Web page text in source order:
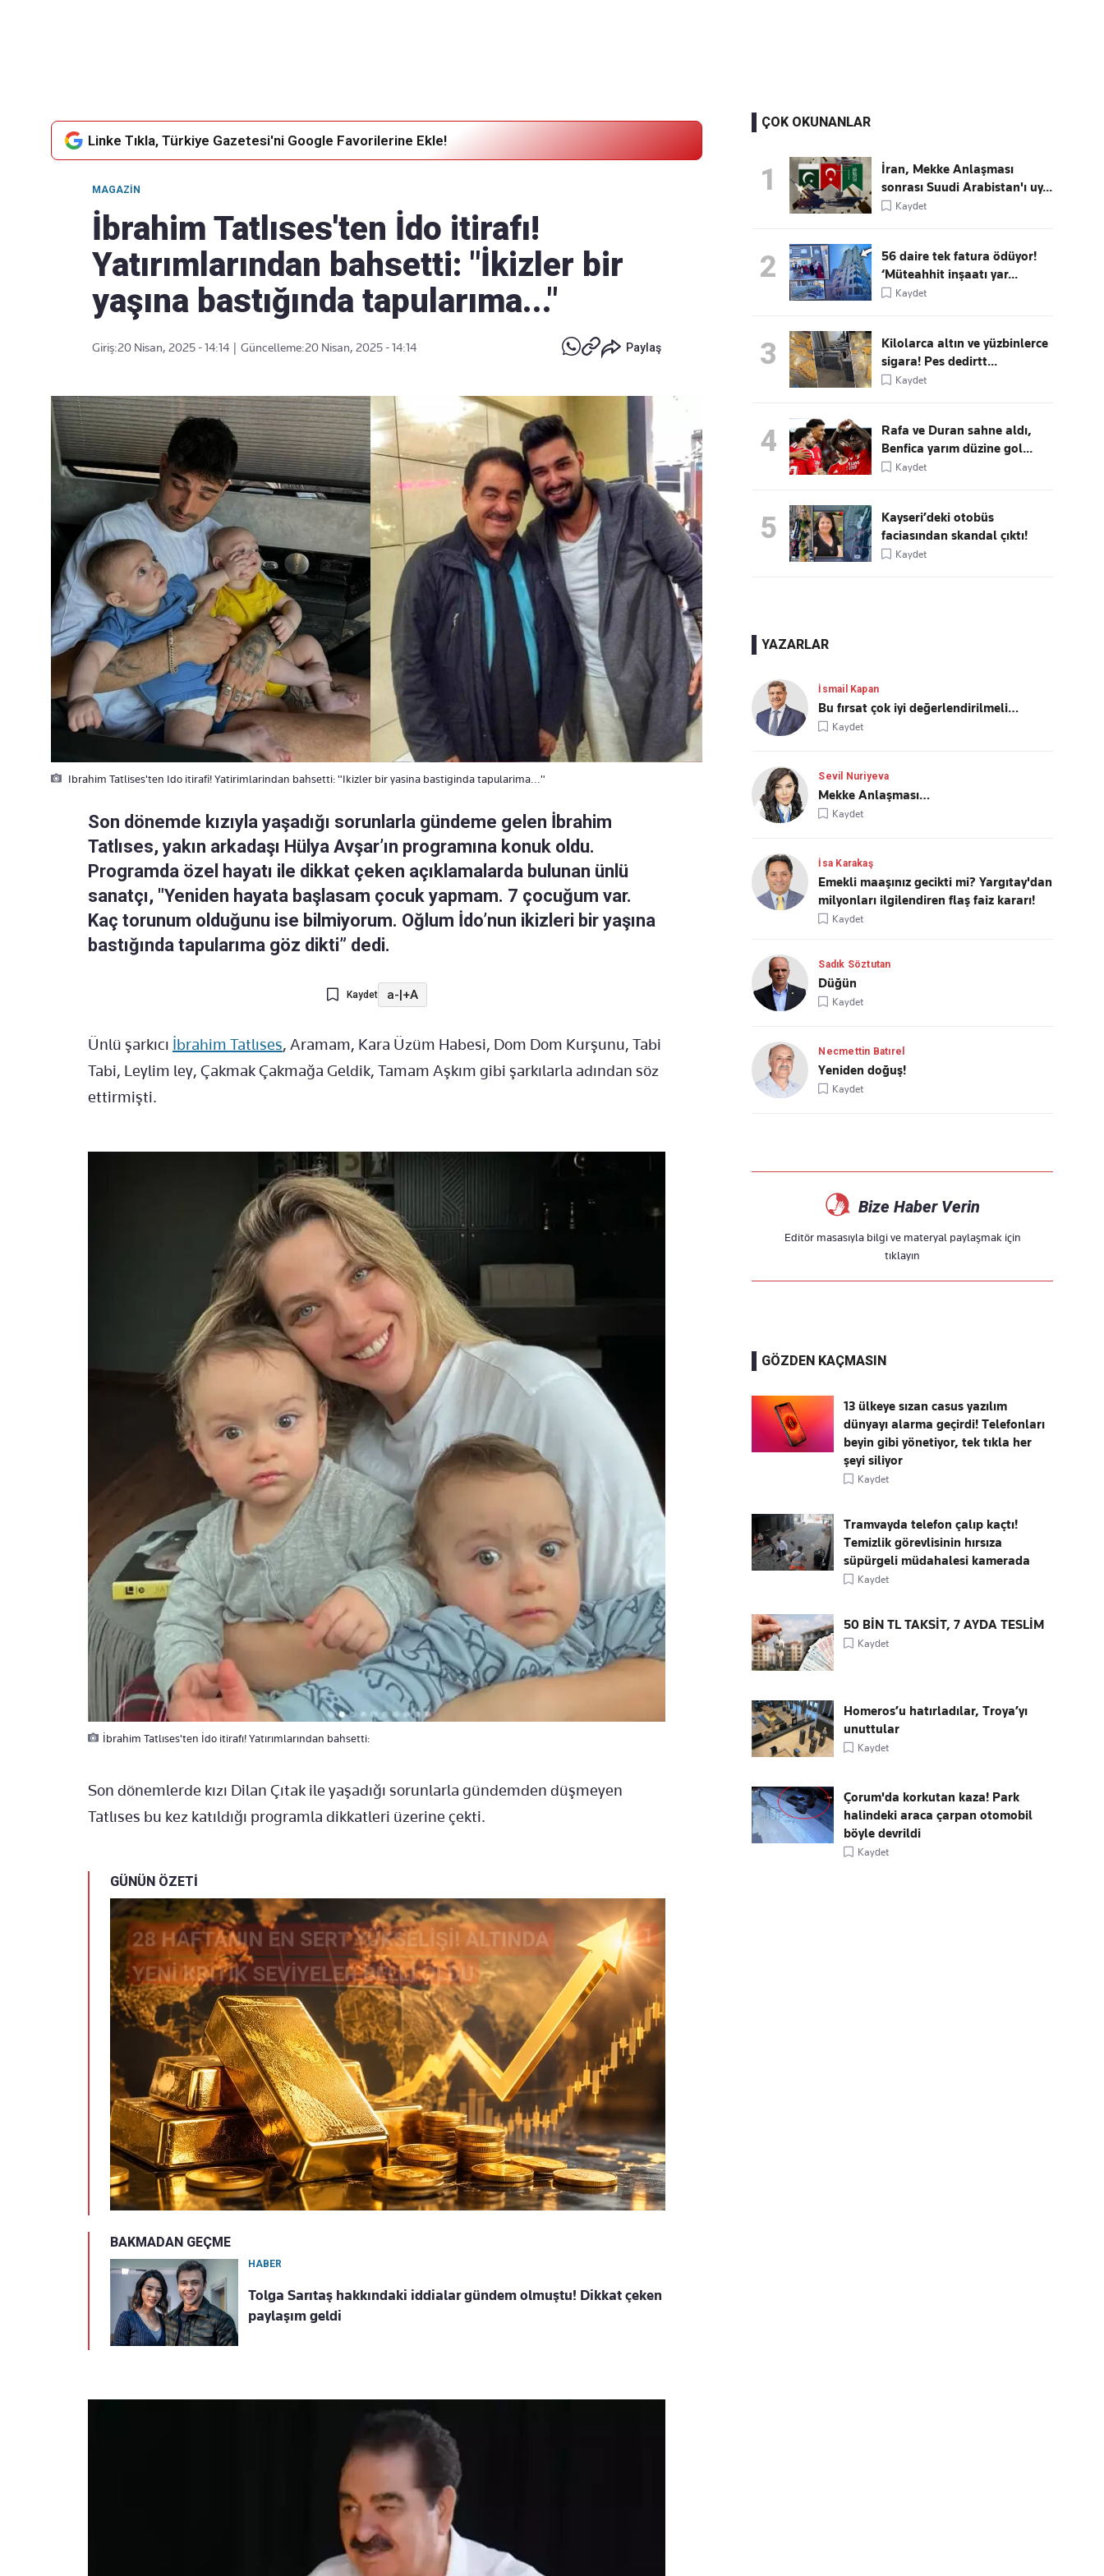
Linke Tıkla, Türkiye Gazetesi'ni Google Favorilerine Ekle!
MAGAZIN
İbrahim Tatlıses'ten İdo itirafı!
Yatırımlarından bahsetti: "İkizler bir
yaşına bastığında tapularıma..."
Giriş:20 Nisan, 2025 - 14:14 Güncelleme:20 Nisan, 2025 - 14:14 Paylaş
Ibrahim Tatlises'ten Ido itirafi! Yatirimlarindan bahsetti: "Ikizler bir yasina bastiginda tapularima..."
Son dönemde kızıyla yaşadığı sorunlarla gündeme gelen İbrahim
Tatlıses, yakın arkadaşı Hülya Avşar’ın programına konuk oldu.
Programda özel hayatı ile dikkat çeken açıklamalarda bulunan ünlü
sanatçı, "Yeniden hayata başlasam çocuk yapmam. 7 çocuğum var.
Kaç torunum olduğunu ise bilmiyorum. Oğlum İdo’nun ikizleri bir yaşına
bastığında tapularıma göz dikti” dedi.
Kaydet a-|+A
Ünlü şarkıcı İbrahim Tatlıses, Aramam, Kara Üzüm Habesi, Dom Dom Kurşunu, Tabi
Tabi, Leylim ley, Çakmak Çakmağa Geldik, Tamam Aşkım gibi şarkılarla adından söz
ettirmişti.
İbrahim Tatlıses'ten İdo itirafı! Yatırımlarından bahsetti:
Son dönemlerde kızı Dilan Çıtak ile yaşadığı sorunlarla gündemden düşmeyen
Tatlıses bu kez katıldığı programla dikkatleri üzerine çekti.
GÜNÜN ÖZETİ
BAKMADAN GEÇME
HABER
Tolga Sarıtaş hakkındaki iddialar gündem olmuştu! Dikkat çeken
paylaşım geldi
ÇOK OKUNANLAR
1
İran, Mekke Anlaşması
sonrası Suudi Arabistan'ı uy...
Kaydet
2
56 daire tek fatura ödüyor!
‘Müteahhit inşaatı yar...
Kaydet
3
Kilolarca altın ve yüzbinlerce
sigara! Pes dedirtt...
Kaydet
4
Rafa ve Duran sahne aldı,
Benfica yarım düzine gol...
Kaydet
5
Kayseri’deki otobüs
faciasından skandal çıktı!
Kaydet
YAZARLAR
İsmail Kapan
Bu fırsat çok iyi değerlendirilmeli…
Kaydet
Sevil Nuriyeva
Mekke Anlaşması…
Kaydet
İsa Karakaş
Emekli maaşınız gecikti mi? Yargıtay'dan
milyonları ilgilendiren flaş faiz kararı!
Kaydet
Sadık Söztutan
Düğün
Kaydet
Necmettin Batırel
Yeniden doğuş!
Kaydet
Bize Haber Verin
Editör masasıyla bilgi ve materyal paylaşmak için
tıklayın
GÖZDEN KAÇMASIN
13 ülkeye sızan casus yazılım
dünyayı alarma geçirdi! Telefonları
beyin gibi yönetiyor, tek tıkla her
şeyi siliyor
Kaydet
Tramvayda telefon çalıp kaçtı!
Temizlik görevlisinin hırsıza
süpürgeli müdahalesi kamerada
Kaydet
50 BİN TL TAKSİT, 7 AYDA TESLİM
Kaydet
Homeros’u hatırladılar, Troya’yı
unuttular
Kaydet
Çorum'da korkutan kaza! Park
halindeki araca çarpan otomobil
böyle devrildi
Kaydet